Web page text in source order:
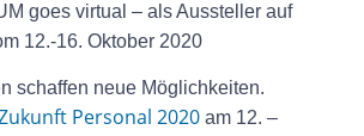
goes virtual – als Aussteller auf
12.-16. Oktober 2020
schaffen neue Möglichkeiten.
Personal 2020 am 12. –